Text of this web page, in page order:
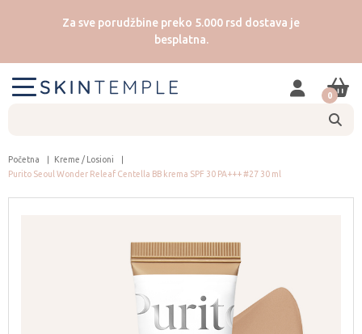
Za sve porudžbine preko 5.000 rsd dostava je
besplatna.
0
Početna
Kreme / Losioni
Purito Seoul Wonder Releaf Centella BB krema SPF 30 PA+++ #27 30 ml